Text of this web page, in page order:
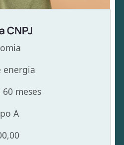
CNPJ
energia
meses
A